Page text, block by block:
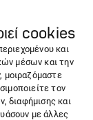
cookies
και
μέσων και την
μοιραζόμαστε
τον
διαφήμισης και
με άλλες
μας